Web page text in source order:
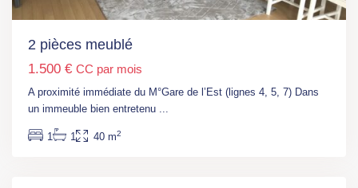
2 pièces meublé
1.500 € CC par mois
A proximité immédiate du M°Gare de l’Est (lignes 4, 5, 7) Dans
un immeuble bien entretenu ...
1 1 40 m2